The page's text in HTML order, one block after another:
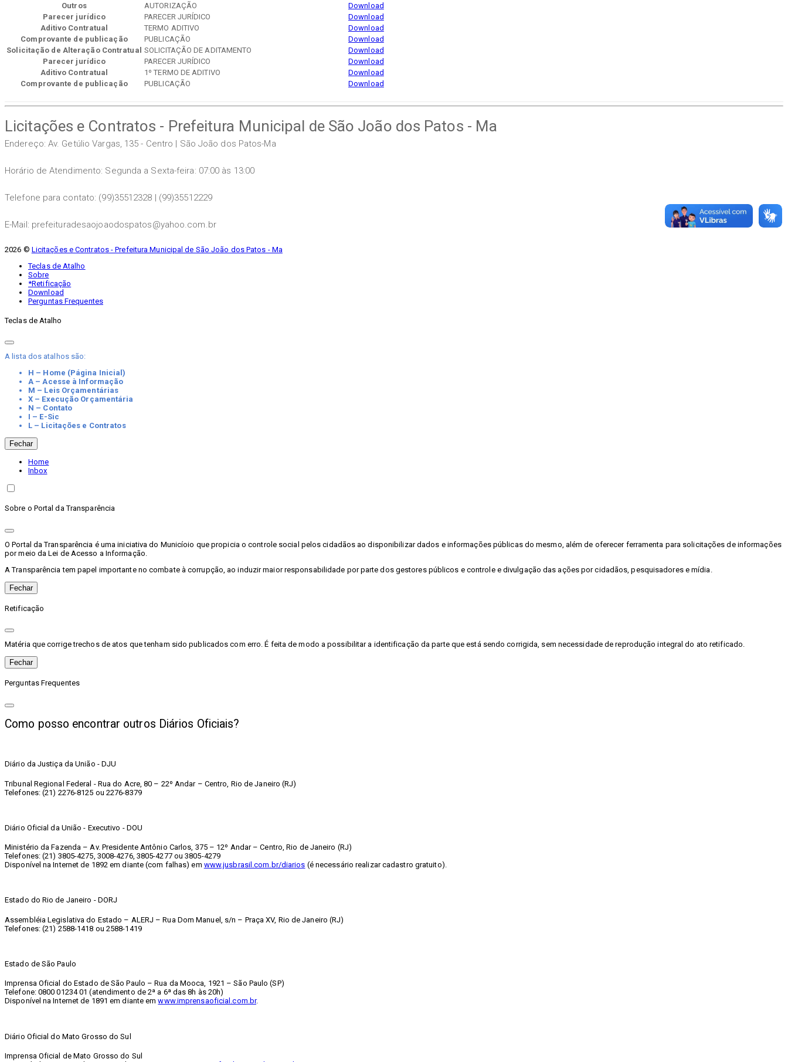
Outros
AUTORIZAÇÃO
Download
Parecer jurídico
PARECER JURÍDICO
Download
Aditivo Contratual
TERMO ADITIVO
Download
Comprovante de publicação
PUBLICAÇÃO
Download
Solicitação de Alteração Contratual SOLICITAÇÃO DE ADITAMENTO
Download
Parecer jurídico
PARECER JURÍDICO
Download
Aditivo Contratual
1º TERMO DE ADITIVO
Download
Comprovante de publicação
PUBLICAÇÃO Download
Licitações e Contratos - Prefeitura Municipal de São João dos Patos - Ma
Endereço: Av. Getúlio Vargas, 135 - Centro | São João dos Patos-Ma
Horário de Atendimento: Segunda a Sexta-feira: 07:00 às 13:00
Telefone para contato: (99)35512328 | (99)35512229
E-Mail: prefeituradesaojoaodospatos@yahoo.com.br
2026 © Licitações e Contratos - Prefeitura Municipal de São João dos Patos - Ma
Teclas de Atalho
Sobre
*Retificação
Download
Perguntas Frequentes
Teclas de Atalho
A lista dos atalhos são:
H – Home (Página Inicial)
A – Acesse à Informação
M – Leis Orçamentárias
X – Execução Orçamentária
N – Contato
I – E-Sic
L – Licitações e Contratos
Fechar
Home
Inbox
Sobre o Portal da Transparência
O Portal da Transparência é uma iniciativa do Municíoio que propicia o controle social pelos cidadãos ao disponibilizar dados e informações públicas do mesmo, além de oferecer ferramenta para solicitações de informações
por meio da Lei de Acesso a Informação.
A Transparência tem papel importante no combate à corrupção, ao induzir maior responsabilidade por parte dos gestores públicos e controle e divulgação das ações por cidadãos, pesquisadores e mídia.
Fechar
Retificação
Matéria que corrige trechos de atos que tenham sido publicados com erro. É feita de modo a possibilitar a identificação da parte que está sendo corrigida, sem necessidade de reprodução integral do ato retificado.
Fechar
Perguntas Frequentes
Como posso encontrar outros Diários Oficiais?
Diário da Justiça da União - DJU
Tribunal Regional Federal - Rua do Acre, 80 – 22º Andar – Centro, Rio de Janeiro (RJ)
Telefones: (21) 2276-8125 ou 2276-8379
Diário Oficial da União - Executivo - DOU
Ministério da Fazenda – Av. Presidente Antônio Carlos, 375 – 12º Andar – Centro, Rio de Janeiro (RJ)
Telefones: (21) 3805-4275, 3008-4276, 3805-4277 ou 3805-4279
Disponível na Internet de 1892 em diante (com falhas) em www.jusbrasil.com.br/diarios (é necessário realizar cadastro gratuito).
Estado do Rio de Janeiro - DORJ
Assembléia Legislativa do Estado – ALERJ – Rua Dom Manuel, s/n – Praça XV, Rio de Janeiro (RJ)
Telefones: (21) 2588-1418 ou 2588-1419
Estado de São Paulo
Imprensa Oficial do Estado de São Paulo – Rua da Mooca, 1921 – São Paulo (SP)
Telefone: 0800 01234 01 (atendimento de 2ª a 6ª das 8h às 20h)
Disponível na Internet de 1891 em diante emwww.imprensaoficial.com.br.
Diário Oficial do Mato Grosso do Sul
Imprensa Oficial de Mato Grosso do Sul